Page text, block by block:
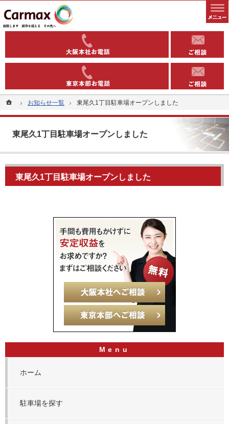
ホームお知らせ一覧 東尾久1丁目駐車場オープンしました
東尾久1丁目駐車場オープンしました
全国1000以上の実績有り。コインパーキングや駐車場への土地活用なら当社へ。
安定収益を得る土地活用方法（コインパーキング・駐車場）なら東洋カーマックス
東尾久1丁目駐車場オープンしました
ホーム
駐車場を探す
06-6363-
03-5543-
ホームお知らせ一覧 東尾久1丁目駐車場オープンしました